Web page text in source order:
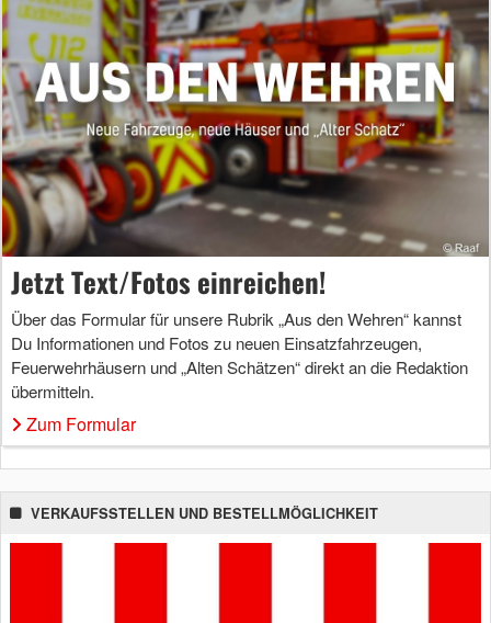
Jetzt Text/Fotos einreichen!
Über das Formular für unsere Rubrik „Aus den Wehren“ kannst
Du Informationen und Fotos zu neuen Einsatzfahrzeugen,
Feuerwehrhäusern und „Alten Schätzen“ direkt an die Redaktion
übermitteln.
Zum Formular
VERKAUFSSTELLEN UND BESTELLMÖGLICHKEIT